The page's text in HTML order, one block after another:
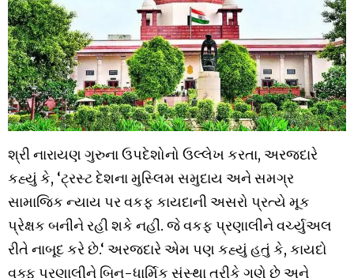
શ્રી નારાયણ ગુરુના ઉપદેશોનો ઉલ્લેખ કરતા, અરજદારે
કહ્યું કે, ‘ટ્રસ્ટ દેશના મુસ્લિમ સમુદાય અને સમગ્ર
સામાજિક ન્યાય પર વકફ કાયદાની અસરો પ્રત્યે મૂક
પ્રેક્ષક બનીને રહી શકે નહીં. જે વકફ પ્રણાલીને વર્ચ્યુઅલ
રીતે નાબૂદ કરે છે.‘ અરજદારે એમ પણ કહ્યું હતું કે, કાયદો
વક્ફ પ્રણાલીને બિન-ધાર્મિક સંસ્થા તરીકે ગણે છે અને